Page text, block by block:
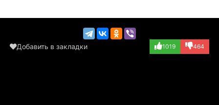
Добавить в закладки 1019 464